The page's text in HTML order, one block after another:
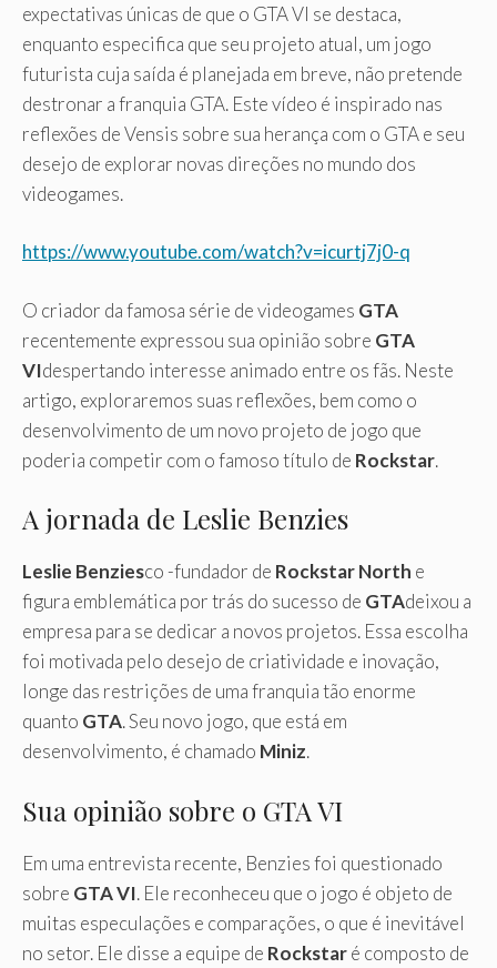
expectativas únicas de que o GTA VI se destaca,
enquanto especifica que seu projeto atual, um jogo
futurista cuja saída é planejada em breve, não pretende
destronar a franquia GTA. Este vídeo é inspirado nas
reflexões de Vensis sobre sua herança com o GTA e seu
desejo de explorar novas direções no mundo dos
videogames.
https://www.youtube.com/watch?v=icurtj7j0-q
O criador da famosa série de videogames GTA
recentemente expressou sua opinião sobre GTA
VIdespertando interesse animado entre os fãs. Neste
artigo, exploraremos suas reflexões, bem como o
desenvolvimento de um novo projeto de jogo que
poderia competir com o famoso título de Rockstar.
A jornada de Leslie Benzies
Leslie Benziesco -fundador de Rockstar North e
figura emblemática por trás do sucesso de GTAdeixou a
empresa para se dedicar a novos projetos. Essa escolha
foi motivada pelo desejo de criatividade e inovação,
longe das restrições de uma franquia tão enorme
quanto GTA. Seu novo jogo, que está em
desenvolvimento, é chamado Miniz.
Sua opinião sobre o GTA VI
Em uma entrevista recente, Benzies foi questionado
sobre GTA VI. Ele reconheceu que o jogo é objeto de
muitas especulações e comparações, o que é inevitável
no setor. Ele disse a equipe de Rockstaré composto de